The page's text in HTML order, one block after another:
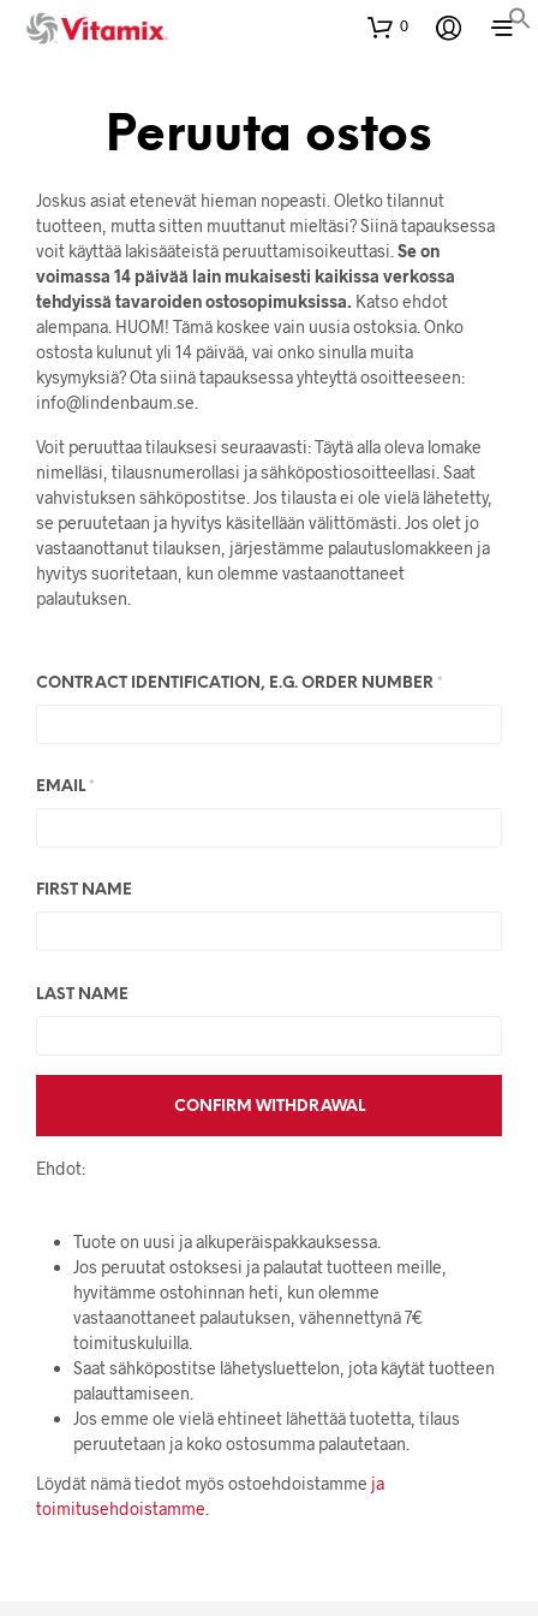
0
Peruuta ostos
Joskus asiat etenevät hieman nopeasti. Oletko tilannut
tuotteen, mutta sitten muuttanut mieltäsi? Siinä tapauksessa
voit käyttää lakisääteistä peruuttamisoikeuttasi. Se on
voimassa 14 päivää lain mukaisesti kaikissa verkossa
tehdyissä tavaroiden ostosopimuksissa. Katso ehdot
alempana. HUOM! Tämä koskee vain uusia ostoksia. Onko
ostosta kulunut yli 14 päivää, vai onko sinulla muita
kysymyksiä? Ota siinä tapauksessa yhteyttä osoitteeseen:
info@lindenbaum.se.
Voit peruuttaa tilauksesi seuraavasti: Täytä alla oleva lomake
nimelläsi, tilausnumerollasi ja sähköpostiosoitteellasi. Saat
vahvistuksen sähköpostitse. Jos tilausta ei ole vielä lähetetty,
se peruutetaan ja hyvitys käsitellään välittömästi. Jos olet jo
vastaanottanut tilauksen, järjestämme palautuslomakkeen ja
hyvitys suoritetaan, kun olemme vastaanottaneet
palautuksen.
CONTRACT IDENTIFICATION, E.G. ORDER NUMBER *
EMAIL *
FIRST NAME
LAST NAME
CONFIRM WITHDRAWAL
Ehdot:
Tuote on uusi ja alkuperäispakkauksessa.
Jos peruutat ostoksesi ja palautat tuotteen meille,
hyvitämme ostohinnan heti, kun olemme
vastaanottaneet palautuksen, vähennettynä 7€
toimituskuluilla.
Saat sähköpostitse lähetysluettelon, jota käytät tuotteen
palauttamiseen.
Jos emme ole vielä ehtineet lähettää tuotetta, tilaus
peruutetaan ja koko ostosumma palautetaan.
Löydät nämä tiedot myös ostoehdoistamme ja
toimitusehdoistamme.